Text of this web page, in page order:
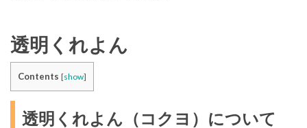
透明くれよん
Contents [show]
透明くれよん（コクヨ）について